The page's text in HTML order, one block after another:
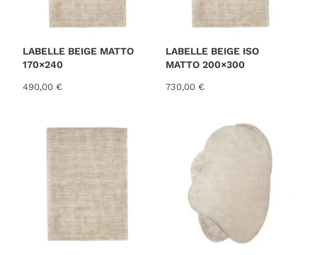
LABELLE BEIGE MATTO
170×240
490,00 €
LABELLE BEIGE ISO
MATTO 200×300
730,00 €